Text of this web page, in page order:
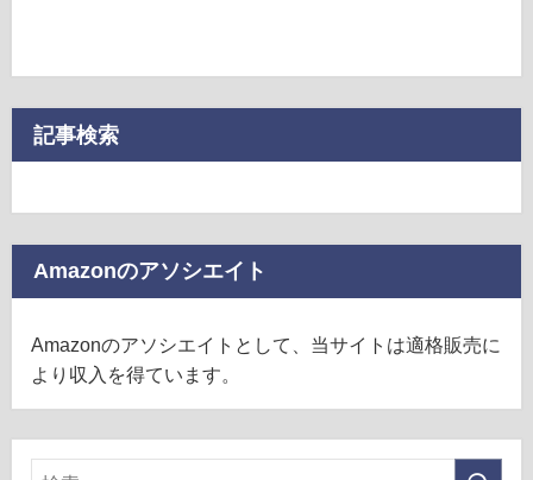
記事検索
Amazonのアソシエイト
Amazonのアソシエイトとして、当サイトは適格販売に
より収入を得ています。